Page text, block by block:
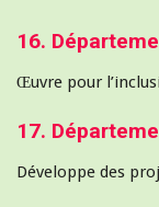
16.
Œuvre pour
17.
Développe des